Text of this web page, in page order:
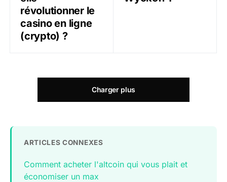
révolutionner le
casino en ligne
(crypto) ?
Charger plus
ARTICLES CONNEXES
Comment acheter l'altcoin qui vous plait et
économiser un max